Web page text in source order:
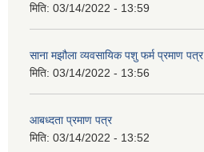
मिति: 03/14/2022 - 13:59
साना मझौला व्यवसायिक पशु फर्म प्रमाण पत्र
मिति: 03/14/2022 - 13:56
आबध्दता प्रमाण पत्र
मिति: 03/14/2022 - 13:52